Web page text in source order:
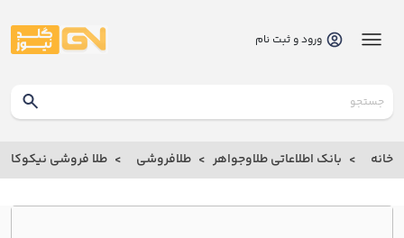
بانک
بانک
اطلاعاتی
ورود و ثبت نام
خانه بانک اطلاعاتی طلاوجواهر طلافروشی طلا فروشی نيکوکار